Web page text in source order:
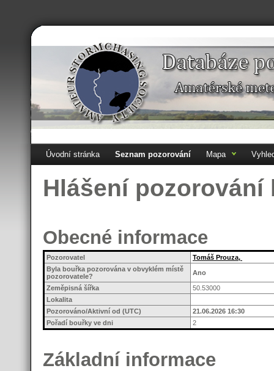
Úvodní stránka Seznam pozorování Mapa
Hlášení pozorování
Obecné informace
Pozorovatel
Tomáš Prouza,
Byla bouřka pozorována v obvyklém místě
pozorovatele?
Ano
Zeměpisná šířka
50.53000
Lokalita
Pozorováno/Aktivní od (UTC)
21.06.2026 16:30
Pořadí bouřky ve dni
2
Základní informace